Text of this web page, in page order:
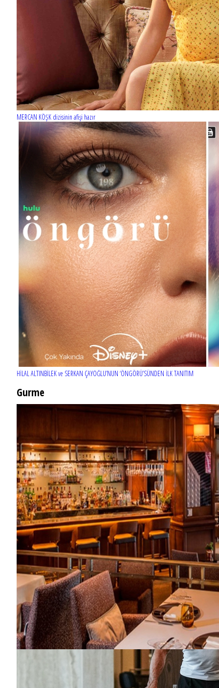
Barış Manço'nun mirasçıları mahkemede!
MERCAN KÖŞK dizisinin afişi hazır
HİLAL ALTINBİLEK ve SERKAN ÇAYOĞLU’NUN ‘ÖNGÖRÜ’SÜNDEN İLK TANITIM
Gurme
EĞLENCE HAYATINA YENİ SOLUK: Gabbro Dream Theatre